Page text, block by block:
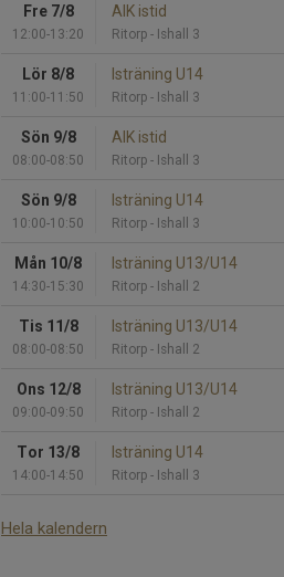
Fre 7/8
12:00-13:20
AIK istid
Ritorp - Ishall 3
Lör 8/8
11:00-11:50
Isträning U14
Ritorp - Ishall 3
Sön 9/8
08:00-08:50
AIK istid
Ritorp - Ishall 3
Sön 9/8
10:00-10:50
Isträning U14
Ritorp - Ishall 3
Mån 10/8
14:30-15:30
Isträning U13/U14
Ritorp - Ishall 2
Tis 11/8
08:00-08:50
Isträning U13/U14
Ritorp - Ishall 2
Ons 12/8
09:00-09:50
Isträning U13/U14
Ritorp - Ishall 2
Tor 13/8
14:00-14:50
Isträning U14
Ritorp - Ishall 3
Hela kalendern